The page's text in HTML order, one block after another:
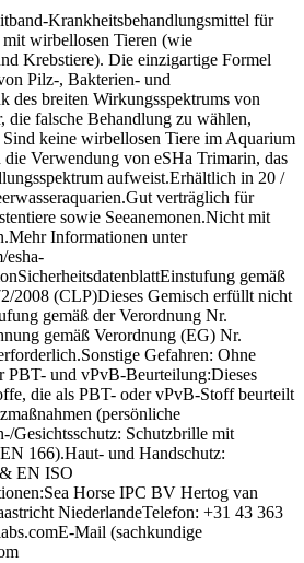
Krankheitsbehandlungsmittel für
wirbellosen Tieren (wie
Krebstiere). Die einzigartige Formel
Pilz-, Bakterien- und
des breiten Wirkungsspektrums von
falsche Behandlung zu wählen,
Sind keine wirbellosen Tiere im Aquarium
Verwendung von eSHa Trimarin, das
aufweist.Erhältlich in 20 /
verträglich für
sowie Seeanemonen.Nicht mit
Informationen unter
esha-
gemäß
2008 (CLP)Dieses Gemisch erfüllt nicht
gemäß der Verordnung Nr.
gemäß Verordnung (EG) Nr.
Gefahren: Ohne
PBT- und vPvB-Beurteilung:Dieses
die als PBT- oder vPvB-Stoff beurteilt
(persönliche
Gesichtsschutz: Schutzbrille mit
166).Haut- und Handschutz:
EN ISO
Horse IPC BV Hertog van
NiederlandeTelefon: +31 43 363
Mail (sachkundige